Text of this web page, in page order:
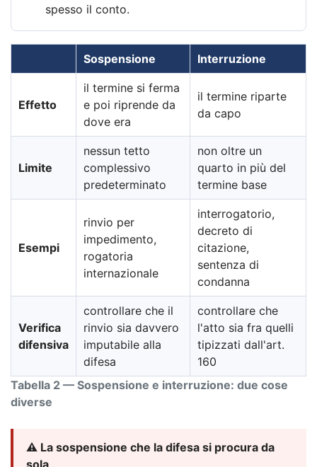
spesso il conto.
Tabella 2 — Sospensione e interruzione: due cose
diverse
Sospensione Interruzione
Effetto
il termine si ferma
e poi riprende da
dove era
il termine riparte
da capo
Limite
nessun tetto
complessivo
predeterminato
non oltre un
quarto in più del
termine base
Esempi
rinvio per
impedimento,
rogatoria
internazionale
interrogatorio,
decreto di
citazione,
sentenza di
condanna
Verifica
difensiva
controllare che il
rinvio sia davvero
imputabile alla
difesa
controllare che
l'atto sia fra quelli
tipizzati dall'art.
160
⚠️ La sospensione che la difesa si procura da
sola